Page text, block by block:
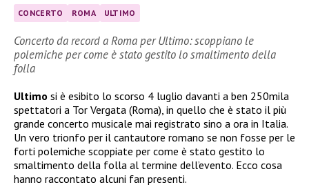
CONCERTO ROMA ULTIMO
Concerto da record a Roma per Ultimo: scoppiano le
polemiche per come è stato gestito lo smaltimento della
folla
Ultimo si è esibito lo scorso 4 luglio davanti a ben 250mila
spettatori a Tor Vergata (Roma), in quello che è stato il più
grande concerto musicale mai registrato sino a ora in Italia.
Un vero trionfo per il cantautore romano se non fosse per le
forti polemiche scoppiate per come è stato gestito lo
smaltimento della folla al termine dell’evento. Ecco cosa
hanno raccontato alcuni fan presenti.